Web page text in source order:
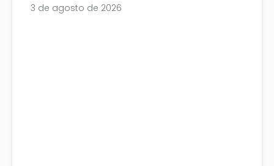
3 de agosto de 2026